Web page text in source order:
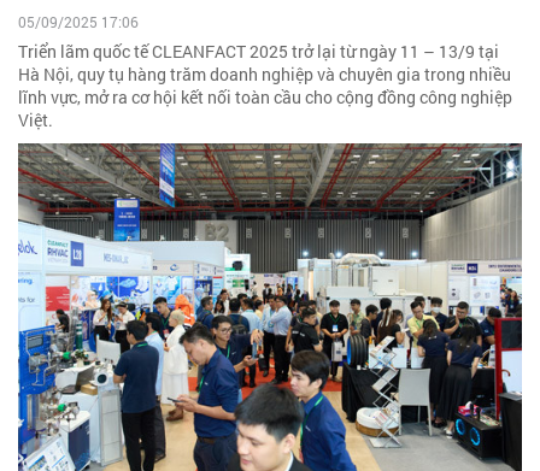
05/09/2025 17:06
Triển lãm quốc tế CLEANFACT 2025 trở lại từ ngày 11 – 13/9 tại
Hà Nội, quy tụ hàng trăm doanh nghiệp và chuyên gia trong nhiều
lĩnh vực, mở ra cơ hội kết nối toàn cầu cho cộng đồng công nghiệp
Việt.